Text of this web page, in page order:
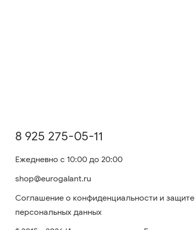
8 925 275-05-11
Ежедневно с 10:00 до 20:00
shop@eurogalant.ru
Соглашение о конфиденциальности и защите
персональных данных